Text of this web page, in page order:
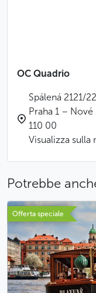
OC Quadrio
Spálená 2121/22
Praha 1 –
110 00
Visualizza sulla
Potrebbe
Offerta speciale